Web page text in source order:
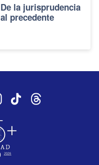
De la jurisprudencia
al precedente